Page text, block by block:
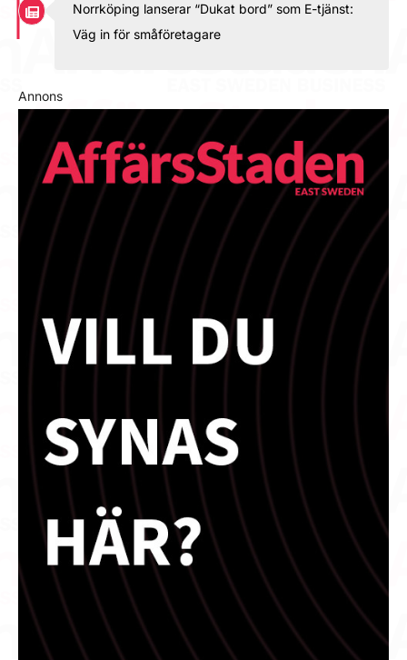
Norrköping lanserar “Dukat bord” som E-tjänst:
Väg in för småföretagare
Annons